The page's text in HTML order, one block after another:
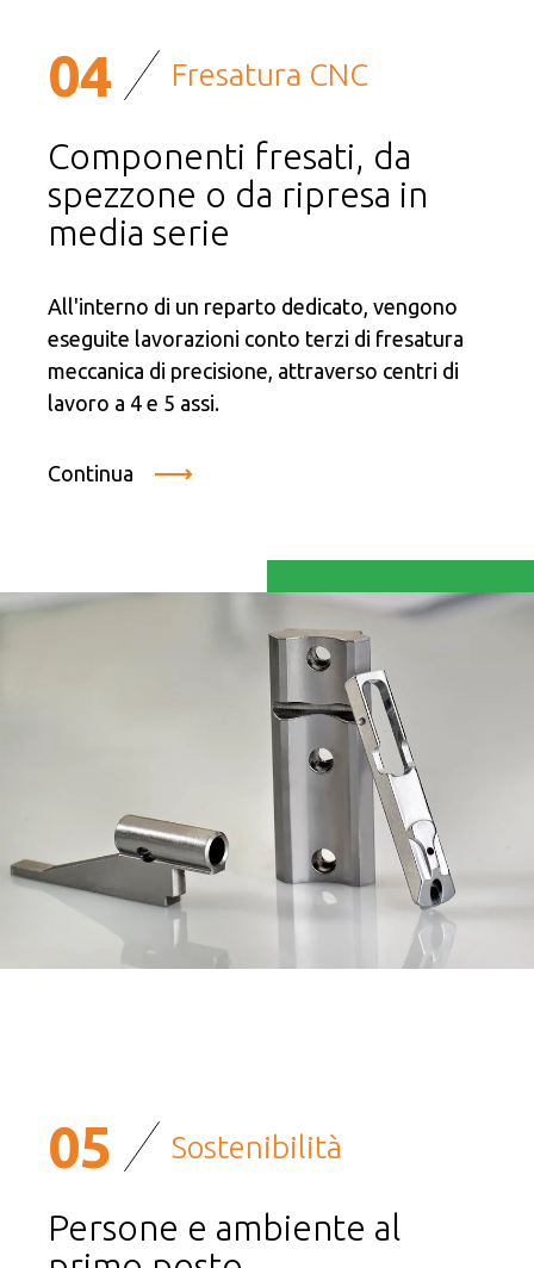
04 Fresatura CNC
Componenti fresati, da
spezzone o da ripresa in
media serie
All'interno di un reparto dedicato, vengono
eseguite lavorazioni conto terzi di fresatura
meccanica di precisione, attraverso centri di
lavoro a 4 e 5 assi.
Continua
05 Sostenibilità
Persone e ambiente al